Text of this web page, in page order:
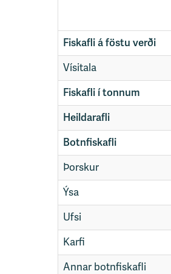
Fiskafli á föstu verði
Vísitala
Fiskafli í tonnum
Heildarafli
Botnfiskafli
Þorskur
Ýsa
Ufsi
Karfi
Annar botnfiskafli